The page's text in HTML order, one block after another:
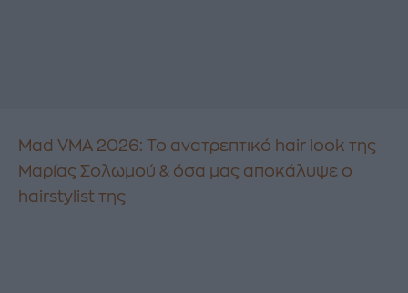
Mad VMA 2026: Το ανατρεπτικό hair look της
Μαρίας Σολωμού & όσα μας αποκάλυψε ο
hairstylist της